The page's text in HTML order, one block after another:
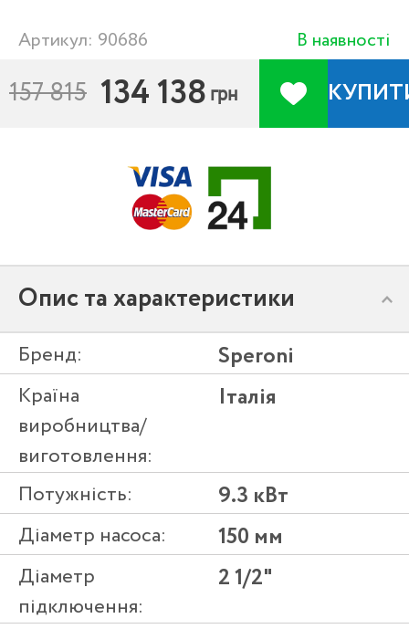
Артикул: 90686 В наявності
157 815 134 138 грн
Опис та характеристики
Бренд: Speroni
Країна
виробництва/
виготовлення:
Італія
Потужність: 9.3 кВт
Діаметр насоса: 150 мм
Діаметр
підключення:
2 1/2"